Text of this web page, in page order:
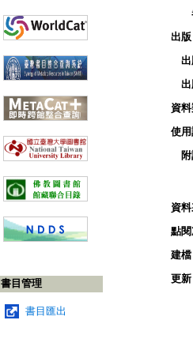
書目管理
書目匯出
出
資
使
資
點
建
更